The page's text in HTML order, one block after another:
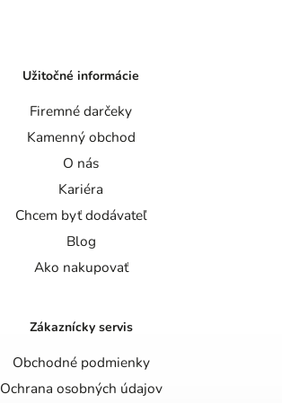
Užitočné informácie
Firemné darčeky
Kamenný obchod
O nás
Kariéra
Chcem byť dodávateľ
Blog
Ako nakupovať
Zákaznícky servis
Obchodné podmienky
Ochrana osobných údajov